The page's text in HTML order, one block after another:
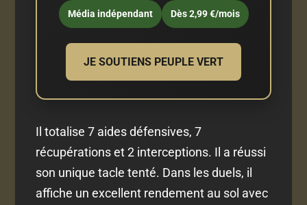
Média indépendant Dès 2,99 €/mois
JE SOUTIENS PEUPLE VERT
Il totalise 7 aides défensives, 7
récupérations et 2 interceptions. Il a réussi
son unique tacle tenté. Dans les duels, il
affiche un excellent rendement au sol avec